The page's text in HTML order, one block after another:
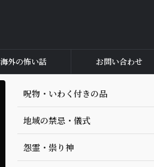
海外の怖い話 お問い合わせ
呪物・いわく付きの品
地域の禁忌・儀式
怨霊・祟り神